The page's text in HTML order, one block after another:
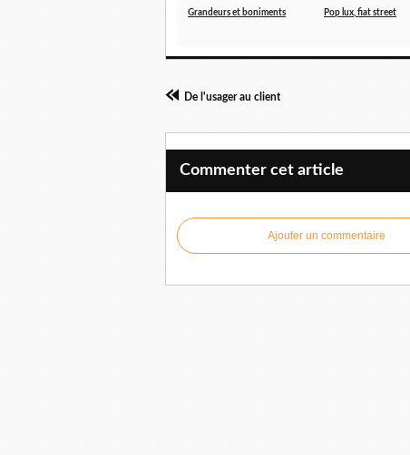
Grandeurs et boniments Pop lux, fiat street
De l'usager au client
Commenter cet article
Ajouter un commentaire